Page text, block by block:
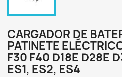
CARGADOR DE
PATINETE
F30 F40 D18E D28E
ES1, ES2, ES4